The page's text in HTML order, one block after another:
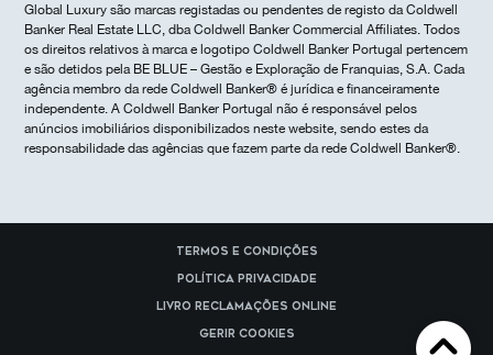
Global Luxury são marcas registadas ou pendentes de registo da Coldwell
Banker Real Estate LLC, dba Coldwell Banker Commercial Affiliates. Todos
os direitos relativos à marca e logotipo Coldwell Banker Portugal pertencem
e são detidos pela BE BLUE – Gestão e Exploração de Franquias, S.A. Cada
agência membro da rede Coldwell Banker® é jurídica e financeiramente
independente. A Coldwell Banker Portugal não é responsável pelos
anúncios imobiliários disponibilizados neste website, sendo estes da
responsabilidade das agências que fazem parte da rede Coldwell Banker®.
Termos e Condições
Política Privacidade
Livro reclamações online
Gerir cookies